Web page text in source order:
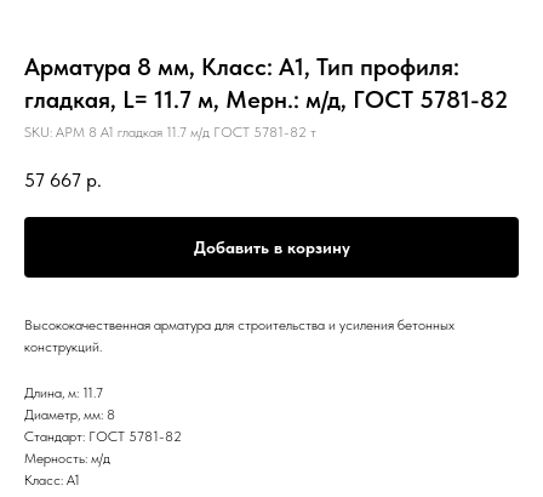
Арматура 8 мм, Класс: А1, Тип профиля:
гладкая, L= 11.7 м, Мерн.: м/д, ГОСТ 5781-82
SKU: АРМ 8 А1 гладкая 11.7 м/д ГОСТ 5781-82 т
57 667 р.
Добавить в корзину
Высококачественная арматура для строительства и усиления бетонных
конструкций.
Длина, м: 11.7
Диаметр, мм: 8
Стандарт: ГОСТ 5781-82
Мерность: м/д
Класс: А1